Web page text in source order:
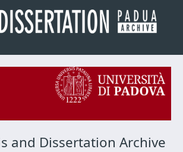
and Dissertation Archive